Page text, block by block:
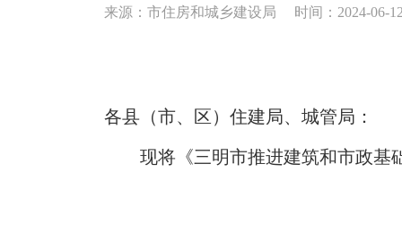
来源：市住房和城乡建设局 时间：2024-06-
各县（市、区）住建局、城管局：
现将《三明市推进建筑和市政基